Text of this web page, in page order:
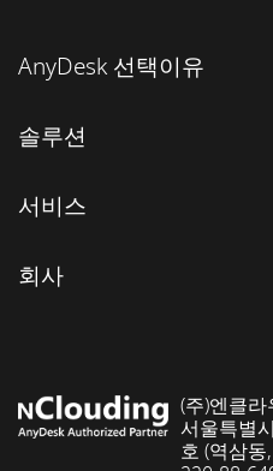
AnyDesk 선택이유
솔루션
서비스
회사
(주)엔클
서울특별
호 (역삼